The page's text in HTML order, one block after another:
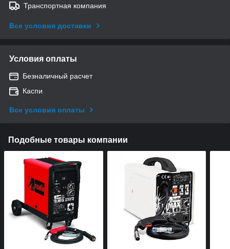
Транспортная компания
Все условия доставки
Условия оплаты
Безналичный расчет
Каспи
Все условия оплаты
Подобные товары компании